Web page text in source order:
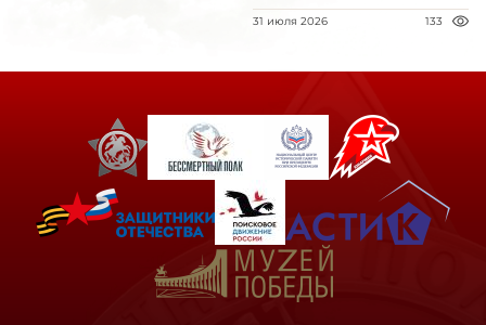
31 июля 2026 133